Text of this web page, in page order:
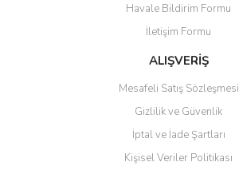
Ürün bilgilerinde hatalar bulunuyor.
Ürün fiyatı diğer sitelerden daha pahalı.
Bu ürüne benzer farklı alternatifler olmalı.
Gönder
Havale Bildirim Formu
İletişim Formu
ALIŞVERİŞ
Mesafeli Satış Sözleşmesi
Gizlilik ve Güvenlik
İptal ve İade Şartları
Kişisel Veriler Politikası